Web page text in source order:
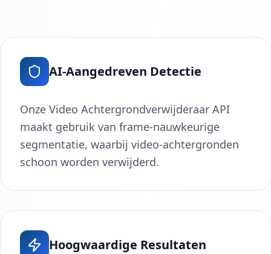
AI-Aangedreven Detectie
Onze Video Achtergrondverwijderaar API
maakt gebruik van frame-nauwkeurige
segmentatie, waarbij video-achtergronden
schoon worden verwijderd.
Hoogwaardige Resultaten